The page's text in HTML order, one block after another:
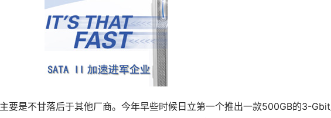
要是不甘落后于其他厂商。今年早些时候日立第一个推出一款500GB的3-